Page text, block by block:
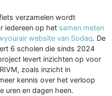
verzamelen wordt
iedereen op het samen meten
website van Sodaq. De
6 scholen die sinds 2024
levert inzichten op voor
zoals inzicht in
kennis over het verloop
uren en dagen heen.